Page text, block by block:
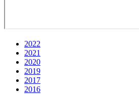
2022
2021
2020
2019
2017
2016